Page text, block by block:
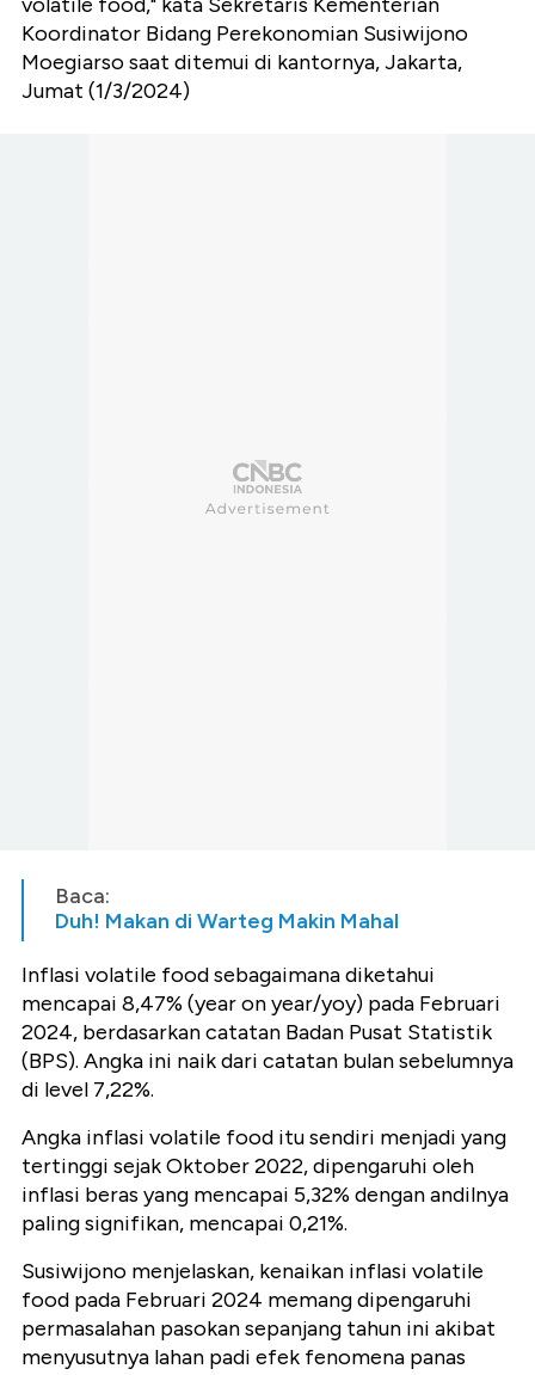
Koordinator Bidang Perekonomian Susiwijono
Moegiarso saat ditemui di kantornya, Jakarta,
Jumat (1/3/2024)
Baca:
Duh! Makan di Warteg Makin Mahal
Inflasi volatile food sebagaimana diketahui
mencapai 8,47% (year on year/yoy) pada Februari
2024, berdasarkan catatan Badan Pusat Statistik
(BPS). Angka ini naik dari catatan bulan sebelumnya
di level 7,22%.
Angka inflasi volatile food itu sendiri menjadi yang
tertinggi sejak Oktober 2022, dipengaruhi oleh
inflasi beras yang mencapai 5,32% dengan andilnya
paling signifikan, mencapai 0,21%.
Susiwijono menjelaskan, kenaikan inflasi volatile
food pada Februari 2024 memang dipengaruhi
permasalahan pasokan sepanjang tahun ini akibat
menyusutnya lahan padi efek fenomena panas